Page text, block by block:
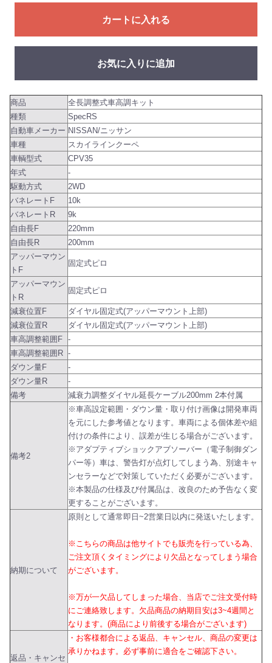
カートに入れる
お気に入りに追加
商品
全長調整式車高調キット
種類
SpecRS
自動車メーカー NISSAN/ニッサン
車種
スカイラインクーペ
車輌型式
CPV35
年式
-
駆動方式
2WD
バネレートF
10k
バネレートR
9k
自由長F
220mm
自由長R
200mm
アッパーマウン
トF
固定式ピロ
アッパーマウン
トR
固定式ピロ
減衰位置F
ダイヤル固定式(アッパーマウント上部)
減衰位置R
ダイヤル固定式(アッパーマウント上部)
車高調整範囲F -
車高調整範囲R -
ダウン量F
-
ダウン量R
-
備考
減衰力調整ダイヤル延長ケーブル200mm 2本付属
備考2
※車高設定範囲・ダウン量・取り付け画像は開発車両
を元にした参考値となります。車両による個体差や組
付けの条件により、誤差が生じる場合がございます。
※アダプティブショックアブソーバー（電子制御ダン
パー等）車は、警告灯が点灯してしまう為、別途キャ
ンセラーなどで対策していただく必要がございます。
※本製品の仕様及び付属品は、改良のため予告なく変
更することがございます。
納期について
原則として通常即日~2営業日以内に発送いたします。
※こちらの商品は他サイトでも販売を行っている為、
ご注文頂くタイミングにより欠品となってしまう場合
がございます。
※万が一欠品してしまった場合、当店でご注文受付時
にご連絡致します。欠品商品の納期目安は3~4週間と
なります。(商品により前後する場合がございます)
返品・キャンセ
・お客様都合による返品、キャンセル、商品の変更は
承りかねます。必ず事前に適合をご確認下さい。